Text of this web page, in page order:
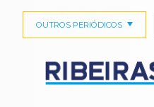
OUTROS PERIÓDICOS